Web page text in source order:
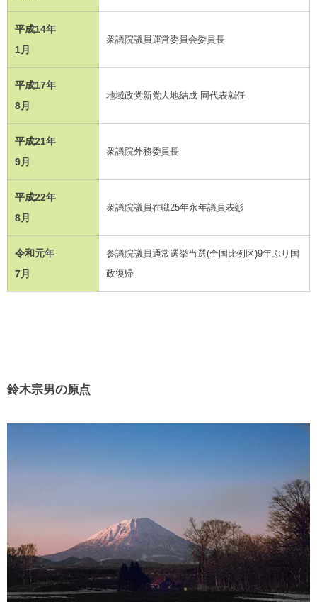
平成14年
1月
衆議院議員運営委員会委員長
平成17年
8月
地域政党新党大地結成 同代表就任
平成21年
9月
衆議院外務委員長
平成22年
8月
衆議院議員在職25年永年議員表彰
令和元年
7月
参議院議員通常選挙当選(全国比例区)9年ぶり国
政復帰
鈴木宗男の原点